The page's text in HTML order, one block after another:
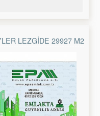
LEZGİDE 29927 M2